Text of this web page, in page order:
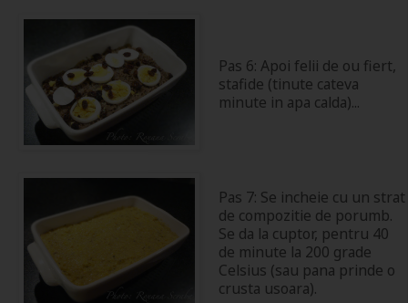
Pas 6: Apoi felii de ou fiert,
stafide (tinute cateva
minute in apa calda)...
Pas 7: Se incheie cu un strat
de compozitie de porumb.
Se da la cuptor, pentru 40
de minute la 200 grade
Celsius (sau pana prinde o
crusta usoara).